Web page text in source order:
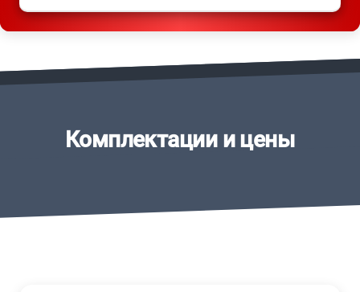
Комплектации и цены